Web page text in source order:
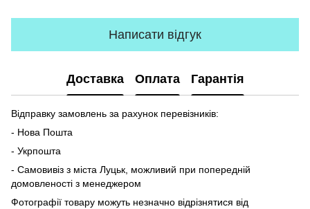
Написати відгук
Доставка Оплата Гарантія
Відправку замовлень за рахунок перевізників:
- Нова Пошта
- Укрпошта
- Самовивіз з міста Луцьк, можливий при попередній
домовленості з менеджером
Фотографії товару можуть незначно відрізнятися від